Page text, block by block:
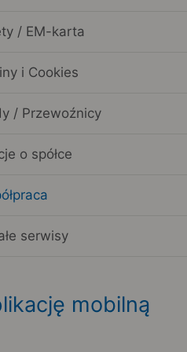
/ EM-karta
i Cookies
/ Przewoźnicy
o spółce
serwisy
mobilną